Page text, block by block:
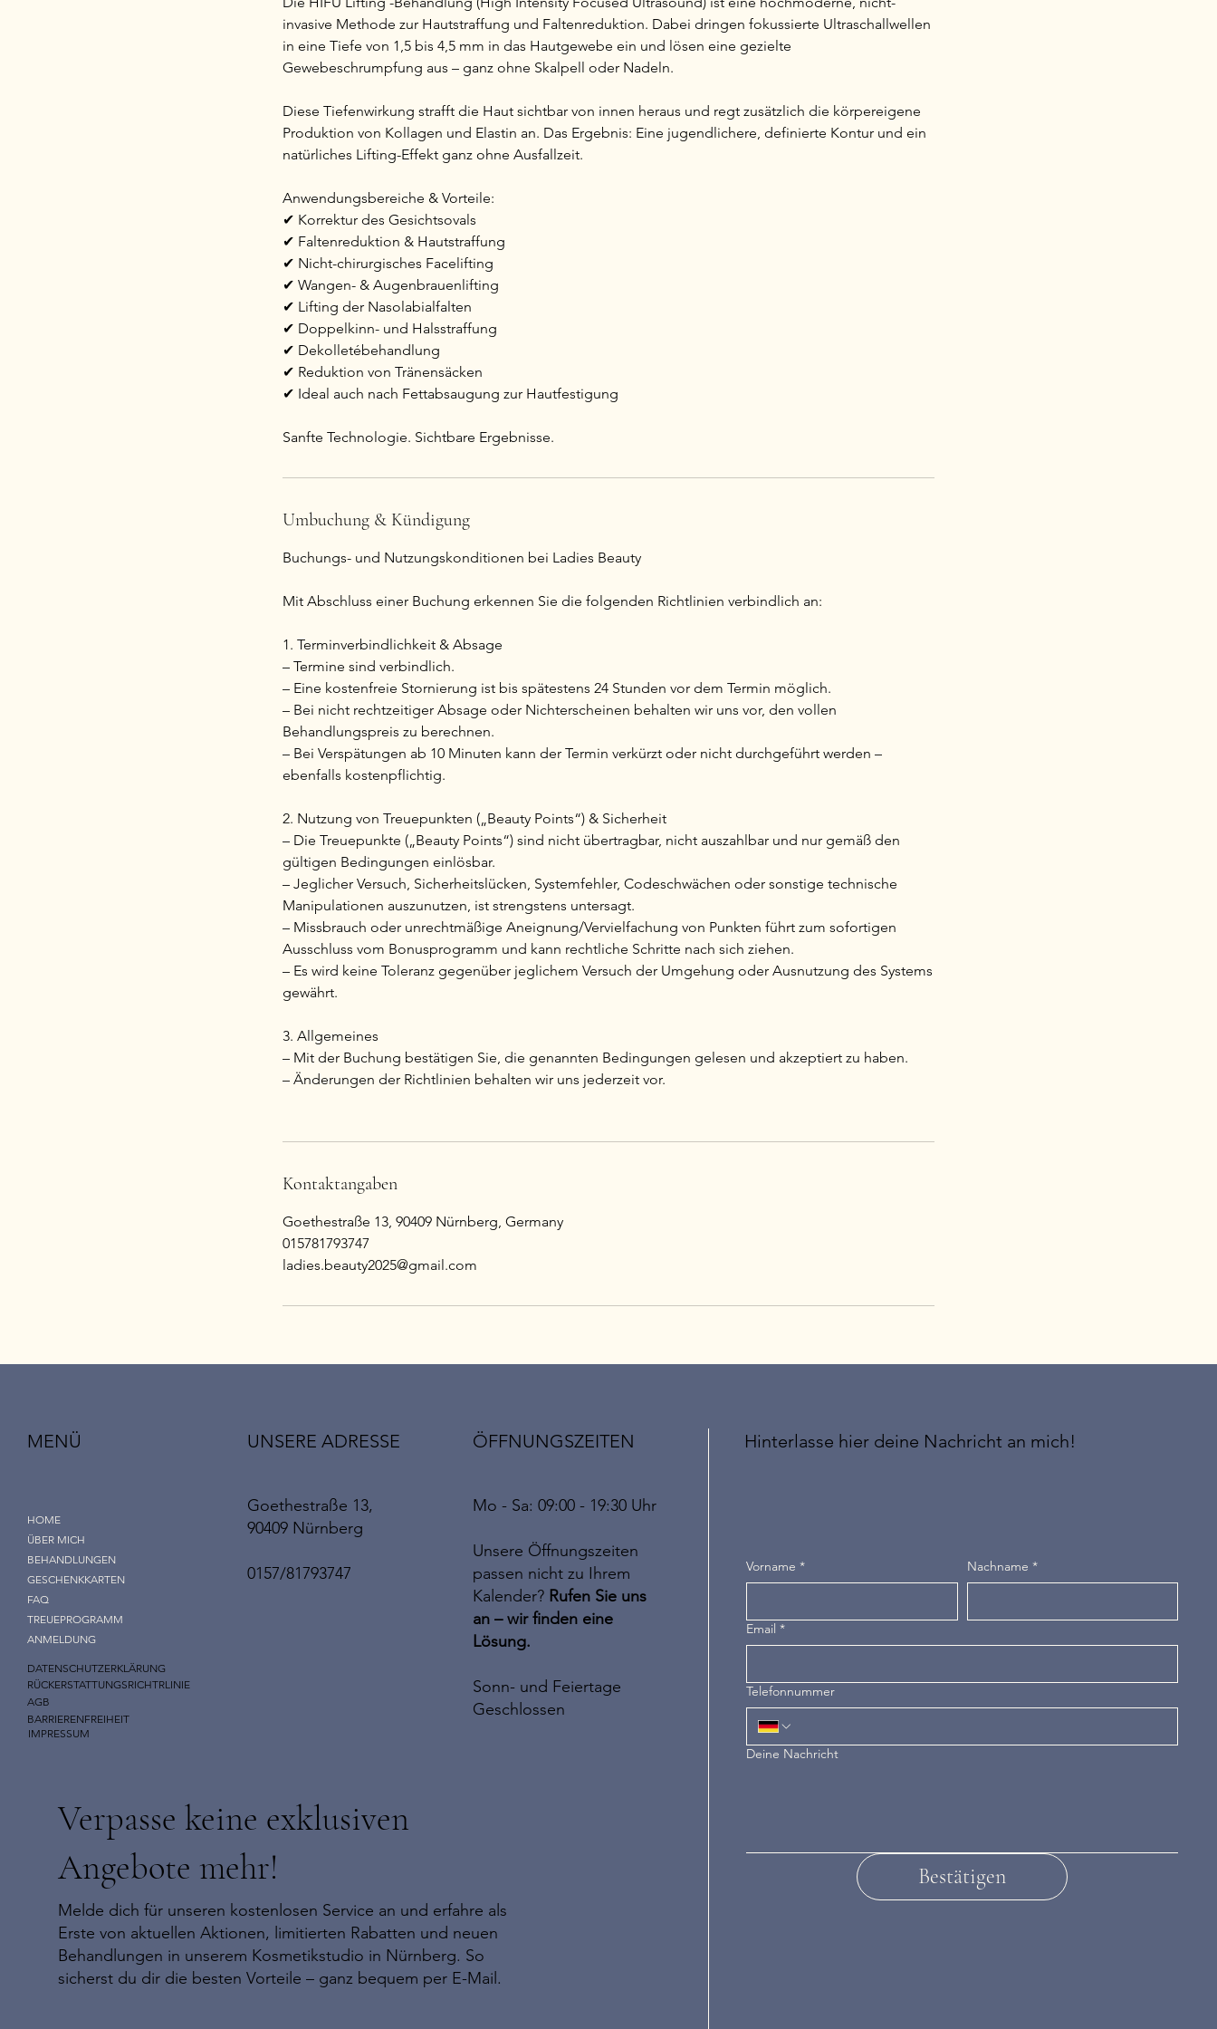
invasive Methode zur Hautstraffung und Faltenreduktion. Dabei dringen fokussierte Ultraschallwellen
in eine Tiefe von 1,5 bis 4,5 mm in das Hautgewebe ein und lösen eine gezielte
Gewebeschrumpfung aus – ganz ohne Skalpell oder Nadeln.
Diese Tiefenwirkung strafft die Haut sichtbar von innen heraus und regt zusätzlich die körpereigene
Produktion von Kollagen und Elastin an. Das Ergebnis: Eine jugendlichere, definierte Kontur und ein
natürliches Lifting-Effekt ganz ohne Ausfallzeit.
Anwendungsbereiche & Vorteile:
✔ Korrektur des Gesichtsovals
✔ Faltenreduktion & Hautstraffung
✔ Nicht-chirurgisches Facelifting
✔ Wangen- & Augenbrauenlifting
✔ Lifting der Nasolabialfalten
✔ Doppelkinn- und Halsstraffung
✔ Dekolletébehandlung
✔ Reduktion von Tränensäcken
✔ Ideal auch nach Fettabsaugung zur Hautfestigung
Sanfte Technologie. Sichtbare Ergebnisse.
Umbuchung & Kündigung
Buchungs- und Nutzungskonditionen bei Ladies Beauty
Mit Abschluss einer Buchung erkennen Sie die folgenden Richtlinien verbindlich an:
1. Terminverbindlichkeit & Absage
– Termine sind verbindlich.
– Eine kostenfreie Stornierung ist bis spätestens 24 Stunden vor dem Termin möglich.
– Bei nicht rechtzeitiger Absage oder Nichterscheinen behalten wir uns vor, den vollen
Behandlungspreis zu berechnen.
– Bei Verspätungen ab 10 Minuten kann der Termin verkürzt oder nicht durchgeführt werden –
ebenfalls kostenpflichtig.
2. Nutzung von Treuepunkten („Beauty Points“) & Sicherheit
– Die Treuepunkte („Beauty Points“) sind nicht übertragbar, nicht auszahlbar und nur gemäß den
gültigen Bedingungen einlösbar.
– Jeglicher Versuch, Sicherheitslücken, Systemfehler, Codeschwächen oder sonstige technische
Manipulationen auszunutzen, ist strengstens untersagt.
– Missbrauch oder unrechtmäßige Aneignung/Vervielfachung von Punkten führt zum sofortigen
Ausschluss vom Bonusprogramm und kann rechtliche Schritte nach sich ziehen.
– Es wird keine Toleranz gegenüber jeglichem Versuch der Umgehung oder Ausnutzung des Systems
gewährt.
3. Allgemeines
– Mit der Buchung bestätigen Sie, die genannten Bedingungen gelesen und akzeptiert zu haben.
– Änderungen der Richtlinien behalten wir uns jederzeit vor.
Kontaktangaben
Goethestraße 13, 90409 Nürnberg, Germany
015781793747
ladies.beauty2025@gmail.com
MENÜ
HOME
ÜBER MICH
BEHANDLUNGEN
GESCHENKKARTEN
FAQ
TREUEPROGRAMM
ANMELDUNG
DATENSCHUTZERKLÄRUNG
RÜCKERSTATTUNGSRICHTRLINIE
AGB
BARRIERENFREIHEIT
IMPRESSUM
UNSERE ADRESSE
Goethestraße 13,
90409 Nürnberg
0157/81793747
ÖFFNUNGSZEITEN
Mo - Sa: 09:00 - 19:30 Uhr
Unsere Öffnungszeiten
passen nicht zu Ihrem
Kalender? Rufen Sie uns
an – wir finden eine
Lösung.
Sonn- und Feiertage
Geschlossen
Hinterlasse hier deine Nachricht an mich!
Vorname * Nachname *
Email *
Telefonnummer
Deine Nachricht
Bestätigen
Verpasse keine exklusiven
Angebote mehr!
Melde dich für unseren kostenlosen Service an und erfahre als
Erste von aktuellen Aktionen, limitierten Rabatten und neuen
Behandlungen in unserem Kosmetikstudio in Nürnberg. So
sicherst du dir die besten Vorteile – ganz bequem per E-Mail.